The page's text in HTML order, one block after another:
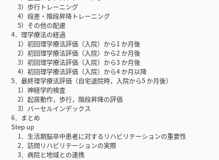
3）歩行トレーニング
4）段差・階段昇降トレーニング
5）その他の配慮
4．理学療法の経過
1）初回理学療法評価（入院）から1 か月後
2）初回理学療法評価（入院）から2 か月後
3）初回理学療法評価（入院）から3 か月後
4）初回理学療法評価（入院）から4 か月以降
5．最終理学療法評価（自宅退院時，入院から5 か月後）
1）神経学的検査
2）起居動作，歩行，階段昇降の評価
3）バーセルインデックス
6．まとめ
Step up
1．生活期脳卒中患者に対するリハビリテーションの重要性
2．訪問リハビリテーションの実際
3．病院と地域との連携